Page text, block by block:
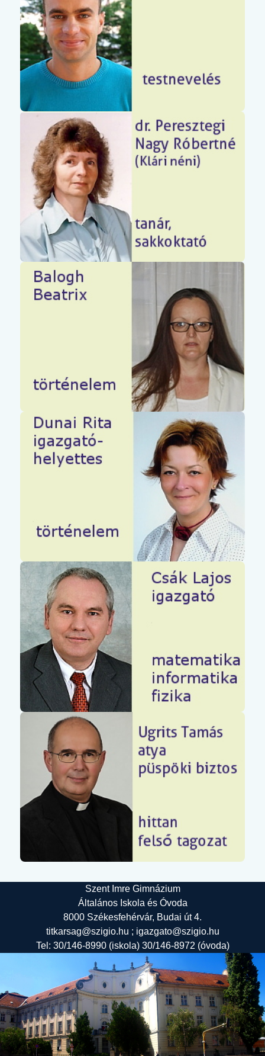
Szent Imre Gimnázium
Általános Iskola és Óvoda
8000 Székesfehérvár, Budai út 4.
titkarsag@szigio.hu ; igazgato@szigio.hu
Tel: 30/146-8990 (iskola) 30/146-8972 (óvoda)